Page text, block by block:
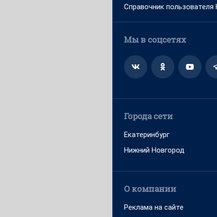
Справочник пользователя
Мы в соцсетях
Города сети
Екатеринбург
Нижний Новгород
О компании
Реклама на сайте